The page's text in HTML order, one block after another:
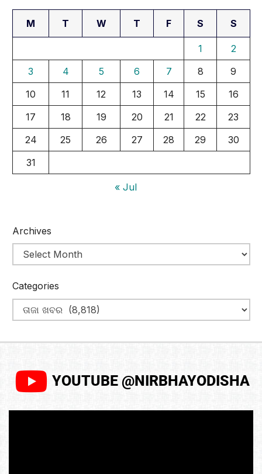
M T W T F S S
1
2
3
4 5 6 7 8
9
10
11 12 13 14 15
16
17
18 19 20 21 22
23
24
25 26 27 28 29
30
31
« Jul
Archives
Categories
YOUTUBE @NIRBHAYODISHA